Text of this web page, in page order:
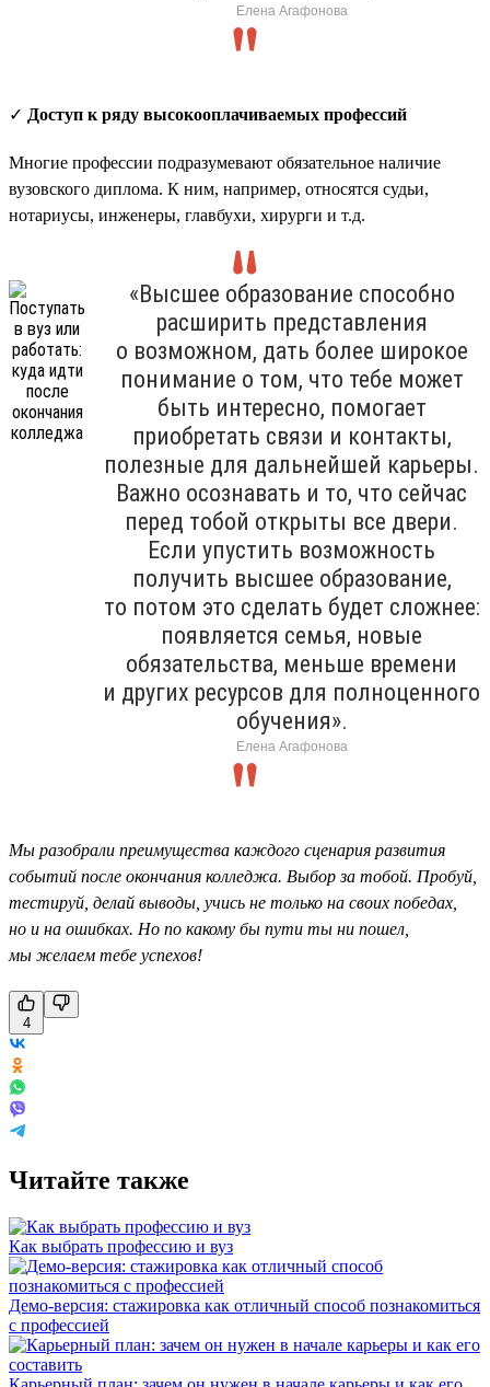
Елена Агафонова
✓ Доступ к ряду высокооплачиваемых профессий
Многие профессии подразумевают обязательное наличие
вузовского диплома. К ним, например, относятся судьи,
нотариусы, инженеры, главбухи, хирурги и т.д.
«Высшее образование способно
расширить представления
о возможном, дать более широкое
понимание о том, что тебе может
быть интересно, помогает
приобретать связи и контакты,
полезные для дальнейшей карьеры.
Важно осознавать и то, что сейчас
перед тобой открыты все двери.
Если упустить возможность
получить высшее образование,
то потом это сделать будет сложнее:
появляется семья, новые
обязательства, меньше времени
и других ресурсов для полноценного
обучения».
Елена Агафонова
Мы разобрали преимущества каждого сценария развития
событий после окончания колледжа. Выбор за тобой. Пробуй,
тестируй, делай выводы, учись не только на своих победах,
но и на ошибках. Но по какому бы пути ты ни пошел,
мы желаем тебе успехов!
4
Читайте также
Как выбрать профессию и вуз
Демо-версия: стажировка как отличный способ познакомиться
с профессией